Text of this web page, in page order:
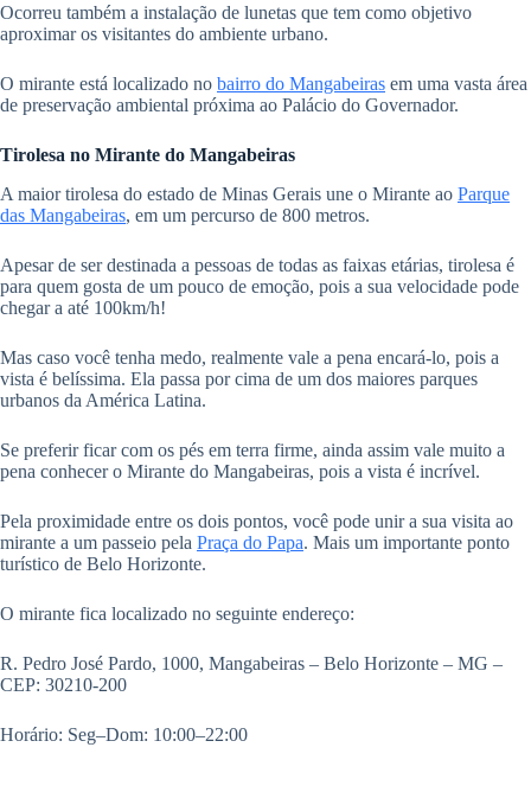
Ocorreu também a instalação de lunetas que tem como objetivo
aproximar os visitantes do ambiente urbano.
O mirante está localizado no bairro do Mangabeiras em uma vasta área
de preservação ambiental próxima ao Palácio do Governador.
Tirolesa no Mirante do Mangabeiras
A maior tirolesa do estado de Minas Gerais une o Mirante ao Parque
das Mangabeiras, em um percurso de 800 metros.
Apesar de ser destinada a pessoas de todas as faixas etárias, tirolesa é
para quem gosta de um pouco de emoção, pois a sua velocidade pode
chegar a até 100km/h!
Mas caso você tenha medo, realmente vale a pena encará-lo, pois a
vista é belíssima. Ela passa por cima de um dos maiores parques
urbanos da América Latina.
Se preferir ficar com os pés em terra firme, ainda assim vale muito a
pena conhecer o Mirante do Mangabeiras, pois a vista é incrível.
Pela proximidade entre os dois pontos, você pode unir a sua visita ao
mirante a um passeio pela Praça do Papa. Mais um importante ponto
turístico de Belo Horizonte.
O mirante fica localizado no seguinte endereço:
R. Pedro José Pardo, 1000, Mangabeiras – Belo Horizonte – MG –
CEP: 30210-200
Horário: Seg–Dom: 10:00–22:00